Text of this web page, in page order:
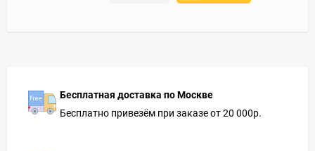
Бесплатная доставка по Москве
Бесплатно привезём при заказе от 20 000р.